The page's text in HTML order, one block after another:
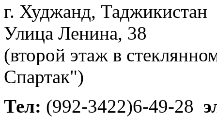
г. Худжанд, Таджикистан
Улица Ленина, 38
(второй этаж в
Спартак")
Тел: (992-3422)6-49-28